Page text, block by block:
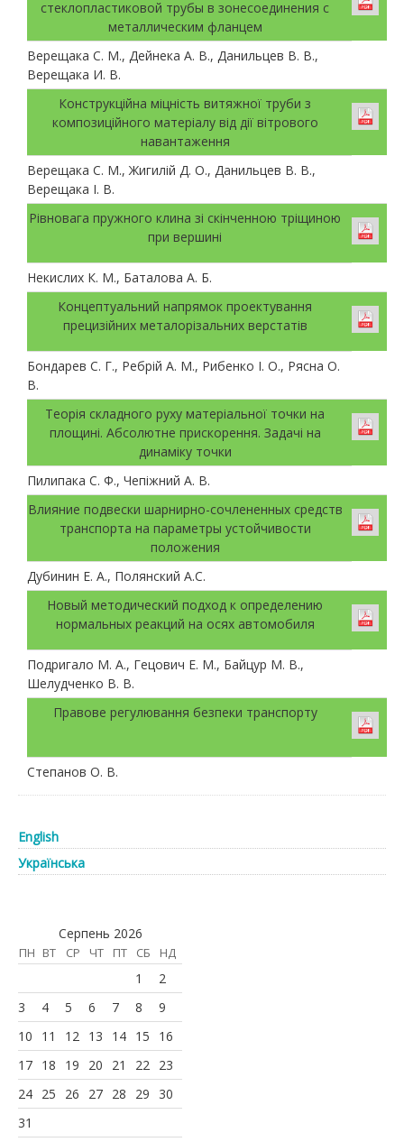
стеклопластиковой трубы в зонесоединения с
металлическим фланцем
Верещака С. М., Дейнека А. В., Данильцев В. В.,
Верещака И. В.
Конструкційна міцність витяжної труби з
композиційного матеріалу від дії вітрового
навантаження
Верещака С. М., Жигилій Д. О., Данильцев В. В.,
Верещака І. В.
Рівновага пружного клина зі скінченною тріщиною
при вершині
Некислих К. М., Баталова А. Б.
Концептуальний напрямок проектування
прецизійних металорізальних верстатів
Бондарев С. Г., Ребрій А. М., Рибенко І. О., Рясна О.
В.
Теорія складного руху матеріальної точки на
площині. Абсолютне прискорення. Задачі на
динаміку точки
Пилипака С. Ф., Чепіжний А. В.
Влияние подвески шарнирно-сочлененных средств
транспорта на параметры устойчивости
положения
Дубинин Е. А., Полянский А.С.
Новый методический подход к определению
нормальных реакций на осях автомобиля
Подригало М. А., Гецович Е. М., Байцур М. В.,
Шелудченко В. В.
Правове регулювання безпеки транспорту
Степанов О. В.
English
Українська
Серпень 2026
ПН ВТ СР ЧТ ПТ СБ НД
1
2
3
4 5 6 7 8
9
10
11 12 13 14 15
16
17 18 19 20 21 22
23
24 25 26 27 28 29
30
31